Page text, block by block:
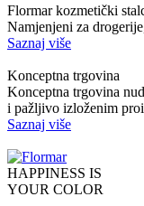
Flormar kozmetički
Namjenjeni za
Saznaj više
Konceptna trgovina
Konceptna trgovina
i pažljivo izloženim
Saznaj više
HAPPINESS IS
YOUR COLOR